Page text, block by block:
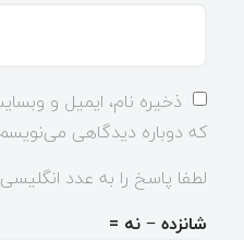
ذخیره نام، ایمیل و
که دوباره دیدگاهی
لطفا پاسخ را به عدد
شانزده − نه =